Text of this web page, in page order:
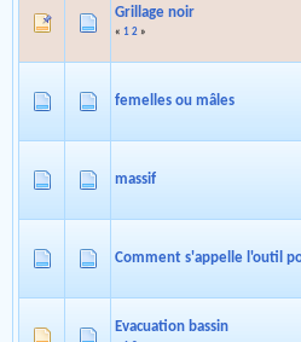
Grillage noir
« 1 2 »
femelles ou mâles
massif
Comment s'appelle l'outil
Evacuation bassin